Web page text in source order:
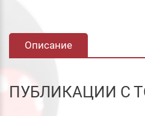
Описание
ПУБЛИКАЦИИ С